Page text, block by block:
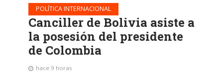
POLÍTICA INTERNACIONAL
Canciller de Bolivia asiste a
la posesión del presidente
de Colombia
hace 9 horas